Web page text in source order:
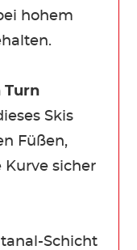
hohem
Turn
Skis
Füßen,
Kurve sicher
Schicht